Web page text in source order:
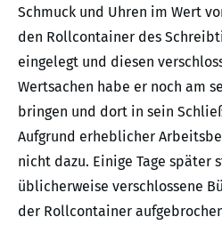
Schmuck und Uhren im Wert
den Rollcontainer des
eingelegt und diesen
Wertsachen habe er noch am
bringen und dort in sein
Aufgrund erheblicher
nicht dazu. Einige Tage später
üblicherweise verschlossene
der Rollcontainer